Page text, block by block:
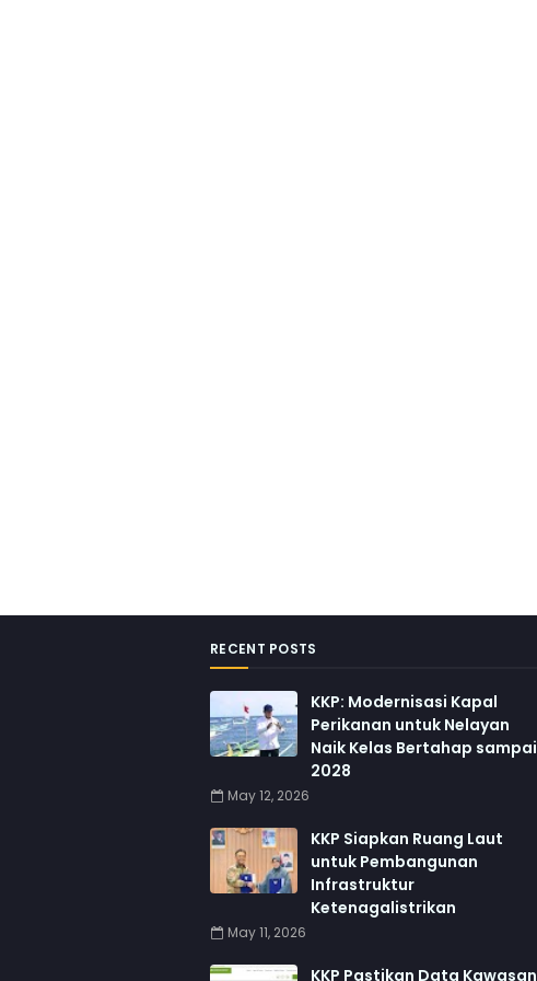
RECENT POSTS
KKP: Modernisasi Kapal
Perikanan untuk Nelayan
Naik Kelas Bertahap sampai
2028
May 12, 2026
KKP Siapkan Ruang Laut
untuk Pembangunan
Infrastruktur
Ketenagalistrikan
May 11, 2026
KKP Pastikan Data Kawasan